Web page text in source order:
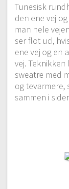
Tunesisk
den ene vej
man hele
ser flot ud,
ene vej og en
vej.
sweatre med
og tevarmere,
sammen i